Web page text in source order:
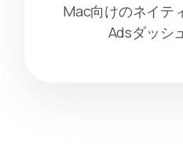
Mac向けのネイテ
Adsダッシ